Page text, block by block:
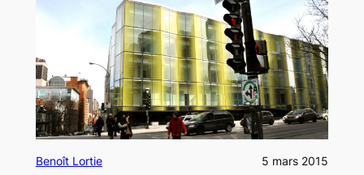
Benoît Lortie 5 mars 2015